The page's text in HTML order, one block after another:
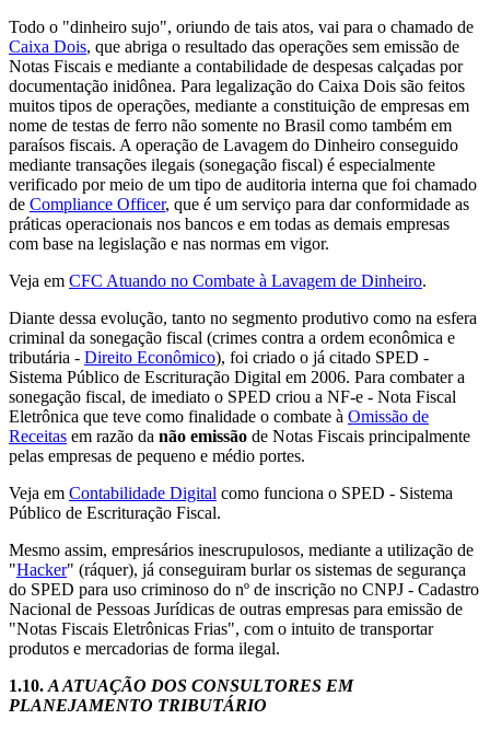
Todo o "dinheiro sujo", oriundo de tais atos, vai para o chamado de
Caixa Dois, que abriga o resultado das operações sem emissão de
Notas Fiscais e mediante a contabilidade de despesas calçadas por
documentação inidônea. Para legalização do Caixa Dois são feitos
muitos tipos de operações, mediante a constituição de empresas em
nome de testas de ferro não somente no Brasil como também em
paraísos fiscais. A operação de Lavagem do Dinheiro conseguido
mediante transações ilegais (sonegação fiscal) é especialmente
verificado por meio de um tipo de auditoria interna que foi chamado
de Compliance Officer, que é um serviço para dar conformidade as
práticas operacionais nos bancos e em todas as demais empresas
com base na legislação e nas normas em vigor.
Veja em CFC Atuando no Combate à Lavagem de Dinheiro.
Diante dessa evolução, tanto no segmento produtivo como na esfera
criminal da sonegação fiscal (crimes contra a ordem econômica e
tributária - Direito Econômico), foi criado o já citado SPED -
Sistema Público de Escrituração Digital em 2006. Para combater a
sonegação fiscal, de imediato o SPED criou a NF-e - Nota Fiscal
Eletrônica que teve como finalidade o combate à Omissão de
Receitas em razão da não emissão de Notas Fiscais principalmente
pelas empresas de pequeno e médio portes.
Veja em Contabilidade Digital como funciona o SPED - Sistema
Público de Escrituração Fiscal.
Mesmo assim, empresários inescrupulosos, mediante a utilização de
"Hacker" (ráquer), já conseguiram burlar os sistemas de segurança
do SPED para uso criminoso do nº de inscrição no CNPJ - Cadastro
Nacional de Pessoas Jurídicas de outras empresas para emissão de
"Notas Fiscais Eletrônicas Frias", com o intuito de transportar
produtos e mercadorias de forma ilegal.
1.10. A ATUAÇÃO DOS CONSULTORES EM
PLANEJAMENTO TRIBUTÁRIO